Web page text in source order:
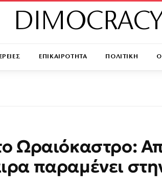
ΕΠΙΚΑΙΡΟΤΗΤΑ ΠΟΛΙΤΙΚΗ
Ωραιόκαστρο:
παραμένει